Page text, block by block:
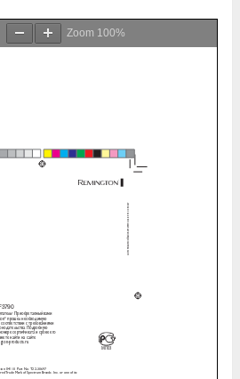
Zoom 100%